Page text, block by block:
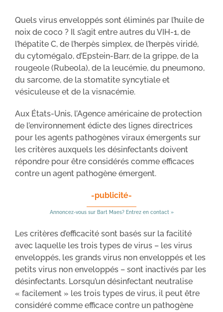
Quels virus enveloppés sont éliminés par l’huile de
noix de coco ? Il s’agit entre autres du VIH-1, de
l’hépatite C, de l’herpès simplex, de l’herpès viridé,
du cytomégalo, d’Epstein-Barr, de la grippe, de la
rougeole (Rubeola), de la leucémie, du pneumono,
du sarcome, de la stomatite syncytiale et
vésiculeuse et de la visnacémie.
Aux États-Unis, l’Agence américaine de protection
de l’environnement édicte des lignes directrices
pour les agents pathogènes viraux émergents sur
les critères auxquels les désinfectants doivent
répondre pour être considérés comme efficaces
contre un agent pathogène émergent.
-publicité-
Annoncez-vous sur Bart Maes? Entrez en contact »
Les critères d’efficacité sont basés sur la facilité
avec laquelle les trois types de virus – les virus
enveloppés, les grands virus non enveloppés et les
petits virus non enveloppés – sont inactivés par les
désinfectants. Lorsqu’un désinfectant neutralise
« facilement » les trois types de virus, il peut être
considéré comme efficace contre un pathogène